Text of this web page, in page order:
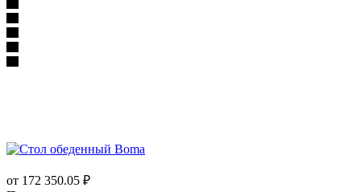
от 172 350.05 ₽